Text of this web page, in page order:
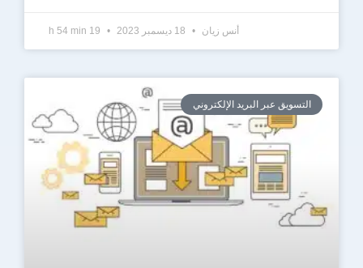
أنس زيان
التسويق عبر البريد الإلكتروني